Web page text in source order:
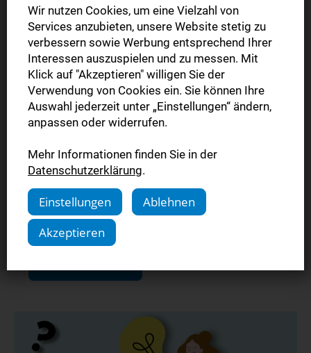
Reklamation
Sollte einmal etwas nicht zu Ihrer vollen Zufriedenheit sein,
geben Sie uns bitte Bescheid.
Wir nutzen Cookies, um eine Vielzahl von
Services anzubieten, unsere Website stetig zu
verbessern sowie Werbung entsprechend Ihrer
Interessen auszuspielen und zu messen. Mit
Klick auf "Akzeptieren" willigen Sie der
Verwendung von Cookies ein. Sie können Ihre
Auswahl jederzeit unter „Einstellungen“ ändern,
anpassen oder widerrufen.
Mehr Informationen finden Sie in der
Datenschutzerklärung.
Einstellungen
Ablehnen
Akzeptieren